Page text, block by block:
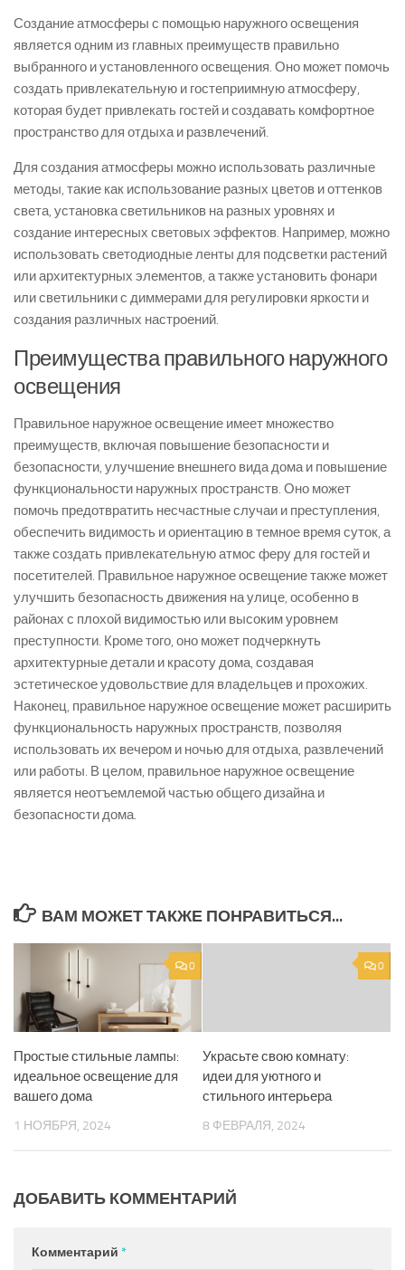
Создание атмосферы с помощью наружного освещения
является одним из главных преимуществ правильно
выбранного и установленного освещения. Оно может помочь
создать привлекательную и гостеприимную атмосферу,
которая будет привлекать гостей и создавать комфортное
пространство для отдыха и развлечений.
Для создания атмосферы можно использовать различные
методы, такие как использование разных цветов и оттенков
света, установка светильников на разных уровнях и
создание интересных световых эффектов. Например, можно
использовать светодиодные ленты для подсветки растений
или архитектурных элементов, а также установить фонари
или светильники с диммерами для регулировки яркости и
создания различных настроений.
Преимущества правильного наружного
освещения
Правильное наружное освещение имеет множество
преимуществ, включая повышение безопасности и
безопасности, улучшение внешнего вида дома и повышение
функциональности наружных пространств. Оно может
помочь предотвратить несчастные случаи и преступления,
обеспечить видимость и ориентацию в темное время суток, а
также создать привлекательную атмос феру для гостей и
посетителей. Правильное наружное освещение также может
улучшить безопасность движения на улице, особенно в
районах с плохой видимостью или высоким уровнем
преступности. Кроме того, оно может подчеркнуть
архитектурные детали и красоту дома, создавая
эстетическое удовольствие для владельцев и прохожих.
Наконец, правильное наружное освещение может расширить
функциональность наружных пространств, позволяя
использовать их вечером и ночью для отдыха, развлечений
или работы. В целом, правильное наружное освещение
является неотъемлемой частью общего дизайна и
безопасности дома.
ВАМ МОЖЕТ ТАКЖЕ ПОНРАВИТЬСЯ...
0
Простые стильные лампы:
идеальное освещение для
вашего дома
1 НОЯБРЯ, 2024
0
Украсьте свою комнату:
идеи для уютного и
стильного интерьера
8 ФЕВРАЛЯ, 2024
ДОБАВИТЬ КОММЕНТАРИЙ
Комментарий *